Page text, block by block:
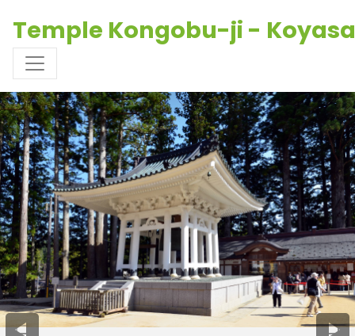
Temple Kongobu-ji -